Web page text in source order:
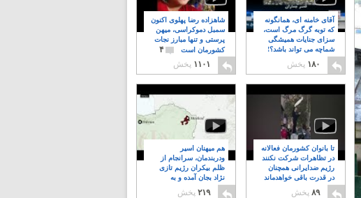
شاهزاده رضا پهلوی اکنون
سمبل دموکراسی، میهن
پرستی و تنها مبارز نجات
کشورمان است
۴
۱۱۰۱ پخش
آقای خامنه ای، همانگونه
که توبه گرگ مرگ است،
سزای جنایات همیشگی
شماچه می تواند باشد؟!
۸
۱۸۰ پخش
هم میهنان اسیر
ودربندمان، سرانجام از
ظلم بیکران رژیم تازی
نژاد بجان آمده و به
۲۱۹ پخش
تا بانوان کشورمان فعالانه
در تظاهرات شرکت نکنند
رژیم ضدایرانی همچنان
در قدرت باقی خواهدماند
۸
۸۹ پخش